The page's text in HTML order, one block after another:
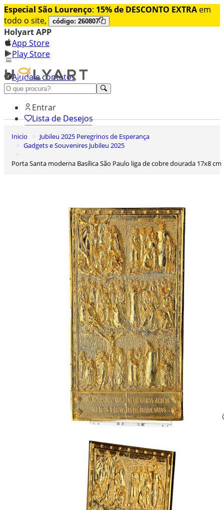
Especial São Lourenço: 15% de DESCONTO EXTRA em
todo o site,
código: 260807
Holyart APP
App Store
Play Store
Ajuda e contatos
Conheça premium
Entrar
Lista de Desejos
0
Carrinho de Compras
Inicio
Jubileu 2025 Peregrinos de Esperança
Gadgets e Souvenires Jubileu 2025
Porta Santa moderna Basílica São Paulo liga de cobre dourada 17x8 cm